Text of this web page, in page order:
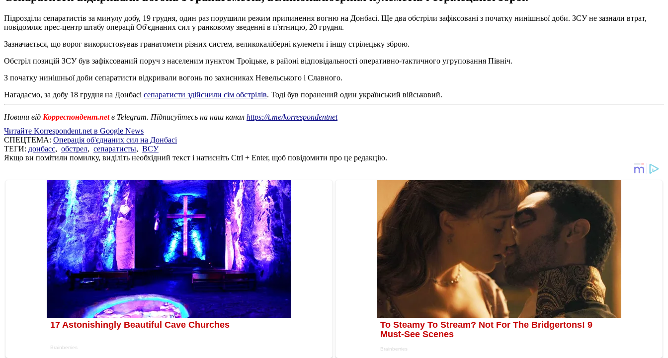
Підрозділи сепаратистів за минулу добу, 19 грудня, один раз порушили режим припинення вогню на Донбасі. Ще два обстріли зафіксовані з початку нинішньої доби. ЗСУ не зазнали втрат,
повідомляє прес-центр штабу операції Об'єднаних сил у ранковому зведенні в п'ятницю, 20 грудня.
Зазначається, що ворог використовував гранатомети різних систем, великокаліберні кулемети і іншу стрілецьку зброю.
Обстріл позицій ЗСУ був зафіксований поруч з населеним пунктом Троїцьке, в районі відповідальності оперативно-тактичного угруповання Північ.
З початку нинішньої доби сепаратисти відкривали вогонь по захисниках Невельського і Славного.
Нагадаємо, за добу 18 грудня на Донбасі сепаратисти здійснили сім обстрілів. Тоді був поранений один український військовий.
Новини від Корреспондент.netв Telegram. Підписуйтесь на наш канал https://t.me/korrespondentnet
Читайте Korrespondent.net в Google News
СПЕЦТЕМА: Операція об'єднаних сил на Донбасі
ТЕГИ: донбасс, обстрел, сепаратисты, ВСУ
Якщо ви помітили помилку, виділіть необхідний текст і натисніть Ctrl + Enter, щоб повідомити про це редакцію.